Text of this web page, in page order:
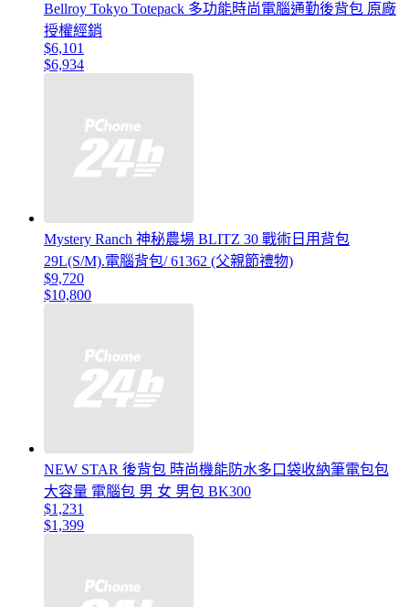
Bellroy Tokyo Totepack 多功能時尚電腦通勤後背包 原廠
授權經銷
$6,101
$6,934
Mystery Ranch 神秘農場 BLITZ 30 戰術日用背包
29L(S/M).電腦背包/ 61362 (父親節禮物)
$9,720
$10,800
NEW STAR 後背包 時尚機能防水多口袋收納筆電包包
大容量 電腦包 男 女 男包 BK300
$1,231
$1,399